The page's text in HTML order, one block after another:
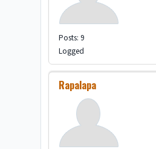
Posts: 9
Logged
Rapalapa